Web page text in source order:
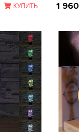
КУПИТЬ 1 960